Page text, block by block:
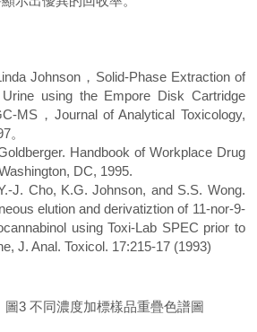
Johnson， Solid-Phase Extraction of
using the Empore Disk Cartridge
MS，Journal of Analytical Toxicology,
。
Handbook of Workplace Drug
DC, 1995.
J. Cho, K.G. Johnson, and S.S. Wong.
elution and derivatiztion of 11-nor-9-
using Toxi-Lab SPEC prior to
J. Anal. Toxicol. 17:215-17 (1993)
圖3不同濃度加標樣品重疊色譜圖